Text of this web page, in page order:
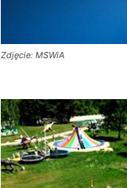
Zdjęcie: MSWiA